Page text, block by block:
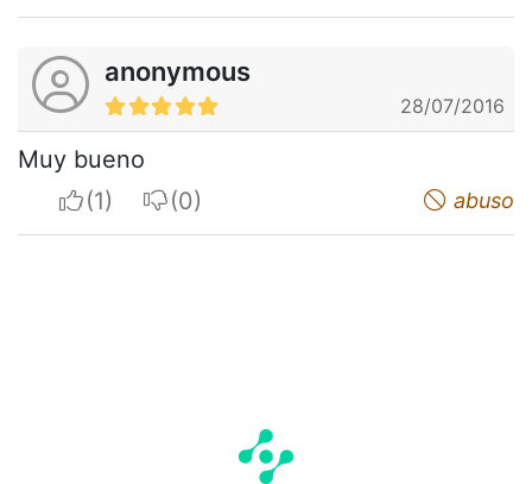
anonymous
28/07/2016
Muy bueno
I apreciateI do not appreciate abuso